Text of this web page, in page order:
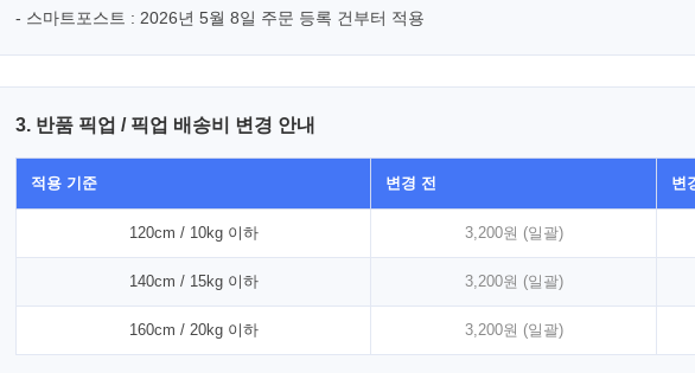
- 스마트포스트 : 2026년 5월 8일 주문 등록 건부터 적용
3. 반품 픽업 / 픽업 배송비 변경 안내
적용 기준 변경 전 변
120cm / 10kg 이하 3,200원 (일괄)
140cm / 15kg 이하 3,200원 (일괄)
160cm / 20kg 이하 3,200원 (일괄)